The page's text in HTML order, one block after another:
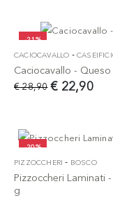
-21%
CACIOCAVALLO -
Caciocavallo -
€ 22,90
€ 28,90
-20%
PIZZOCCHERI - BOSCO
Pizzoccheri Laminati
g